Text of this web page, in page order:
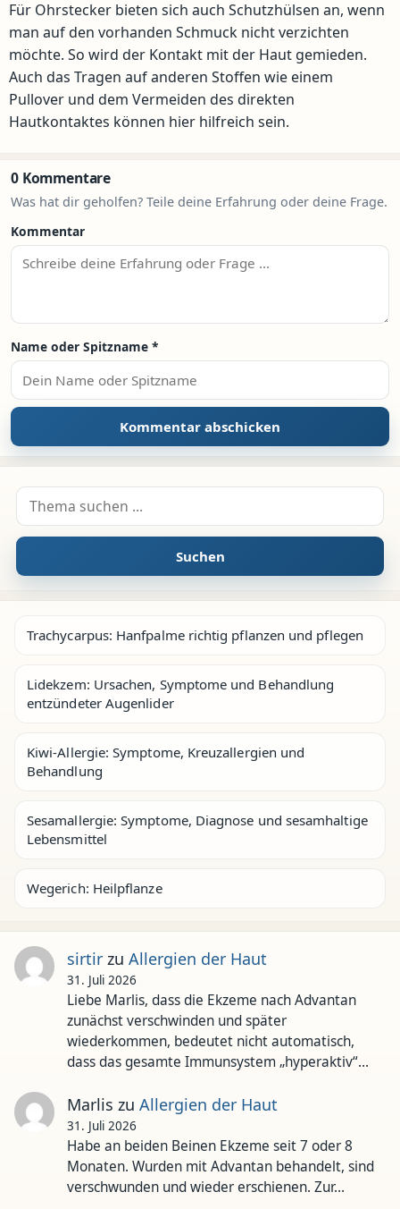
Für Ohrstecker bieten sich auch Schutzhülsen an, wenn
man auf den vorhanden Schmuck nicht verzichten
möchte. So wird der Kontakt mit der Haut gemieden.
Auch das Tragen auf anderen Stoffen wie einem
Pullover und dem Vermeiden des direkten
Hautkontaktes können hier hilfreich sein.
0 Kommentare
Was hat dir geholfen? Teile deine Erfahrung oder deine Frage.
Kommentar
Name oder Spitzname *
Suche nach:
Suchen
Trachycarpus: Hanfpalme richtig pflanzen und pflegen
Lidekzem: Ursachen, Symptome und Behandlung
entzündeter Augenlider
Kiwi-Allergie: Symptome, Kreuzallergien und
Behandlung
Sesamallergie: Symptome, Diagnose und sesamhaltige
Lebensmittel
Wegerich: Heilpflanze
sirtirzu Allergien der Haut
31. Juli 2026
Liebe Marlis, dass die Ekzeme nach Advantan
zunächst verschwinden und später
wiederkommen, bedeutet nicht automatisch,
dass das gesamte Immunsystem „hyperaktiv“…
Marlis zu Allergien der Haut
31. Juli 2026
Habe an beiden Beinen Ekzeme seit 7 oder 8
Monaten. Wurden mit Advantan behandelt, sind
verschwunden und wieder erschienen. Zur…